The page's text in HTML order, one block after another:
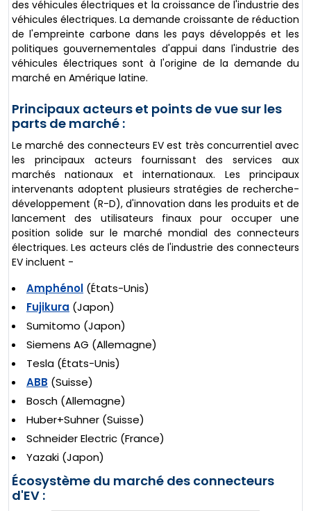
des véhicules électriques et la croissance de l'industrie des
véhicules électriques. La demande croissante de réduction
de l'empreinte carbone dans les pays développés et les
politiques gouvernementales d'appui dans l'industrie des
véhicules électriques sont à l'origine de la demande du
marché en Amérique latine.
Principaux acteurs et points de vue sur les
parts de marché :
Le marché des connecteurs EV est très concurrentiel avec
les principaux acteurs fournissant des services aux
marchés nationaux et internationaux. Les principaux
intervenants adoptent plusieurs stratégies de recherche-
développement (R-D), d'innovation dans les produits et de
lancement des utilisateurs finaux pour occuper une
position solide sur le marché mondial des connecteurs
électriques. Les acteurs clés de l'industrie des connecteurs
EV incluent -
Amphénol (États-Unis)
Fujikura (Japon)
Sumitomo (Japon)
Siemens AG (Allemagne)
Tesla (États-Unis)
ABB (Suisse)
Bosch (Allemagne)
Huber+Suhner (Suisse)
Schneider Electric (France)
Yazaki (Japon)
Écosystème du marché des connecteurs
d'EV :